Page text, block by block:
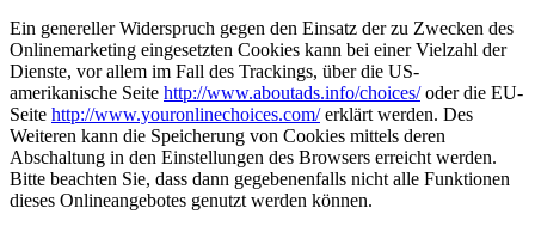
Ein genereller Widerspruch gegen den Einsatz der zu Zwecken des
Onlinemarketing eingesetzten Cookies kann bei einer Vielzahl der
Dienste, vor allem im Fall des Trackings, über die US-
amerikanische Seite http://www.aboutads.info/choices/oder die EU-
Seite http://www.youronlinechoices.com/erklärt werden. Des
Weiteren kann die Speicherung von Cookies mittels deren
Abschaltung in den Einstellungen des Browsers erreicht werden.
Bitte beachten Sie, dass dann gegebenenfalls nicht alle Funktionen
dieses Onlineangebotes genutzt werden können.